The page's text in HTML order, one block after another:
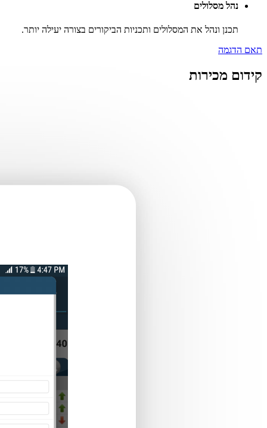
נהל מסלולים
תכנן ונהל את המסלולים ותכניות הביקורים בצורה יעילה יותר.
תאם הדגמה
קידום מכירות